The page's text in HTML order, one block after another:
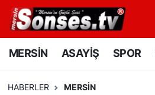
MERSİN ASAYİŞ SPOR
HABERLER MERSİN
MERSİN
Mersin Nöbetçi Eczaneler